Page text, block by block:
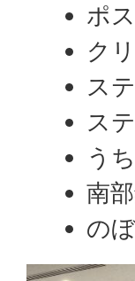
ポ
ク
ス
ス
う
南
の